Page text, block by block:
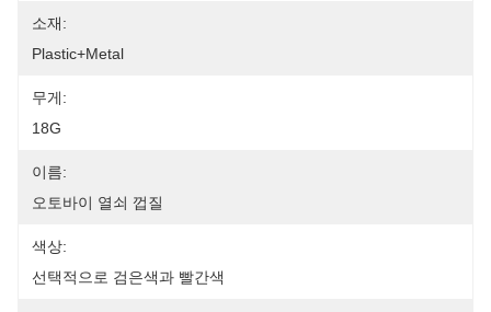
소재:
Plastic+Metal
무게:
18G
이름:
오토바이 열쇠 껍질
색상:
선택적으로 검은색과 빨간색